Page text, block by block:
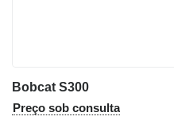
Bobcat S300
Preço sob consulta